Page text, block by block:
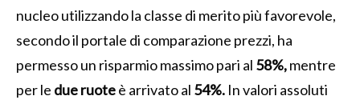
nucleo utilizzando la classe di merito più favorevole,
secondo il portale di comparazione prezzi, ha
permesso un risparmio massimo pari al 58%,mentre
per le due ruoteè arrivato al 54%. In valori assoluti